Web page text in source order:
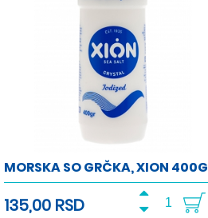
MORSKA SO GRČKA, XION 400G
135,00 RSD